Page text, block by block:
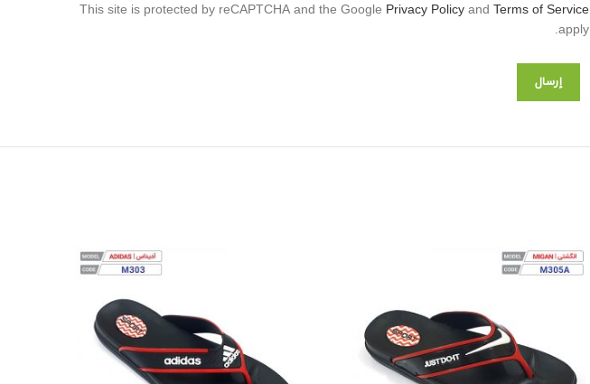
This site is protected by reCAPTCHA and the Google Privacy Policy and Terms of Service
apply.